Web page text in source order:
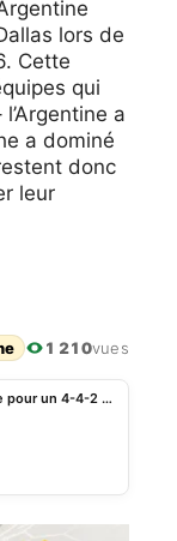
lors de
Cette
qui
a
a dominé
donc
leur
1 210vues
Mondial 2026 : l’Argentine opte pour un 4-4-2 avec Messi et Lautaro face à l’Autriche en 4-2-3-1